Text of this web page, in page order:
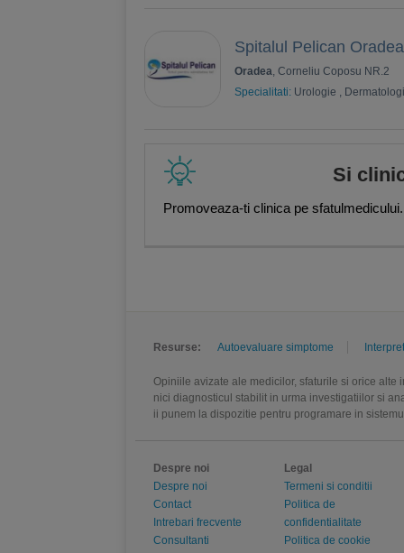
Spitalul Pelican Oradea
Oradea, Corneliu Coposu NR.2
Specialitati: Urologie ,
Si
Promoveaza-ti clinica pe
Resurse: Autoevaluare simptome
Opiniile avizate ale medicilor, sfaturile si orice
nici diagnosticul stabilit in urma investigatiilor si
ii punem la dispozitie pentru programare in
Despre noi
Despre noi
Contact
Intrebari frecvente
Consultanti
Legal
Termeni si conditii
Politica de
confidentialitate
Politica de cookie